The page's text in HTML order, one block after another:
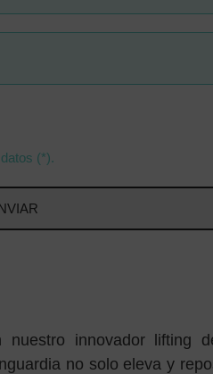
(*).
innovador lifting
no solo eleva y